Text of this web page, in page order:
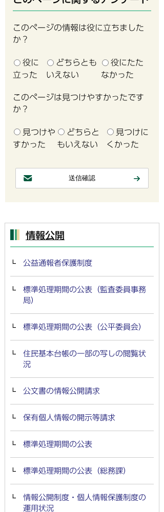
このページの情報は役に立ちました
か？
役に
立った
どちらとも
いえない
役にたた
なかった
このページは見つけやすかったです
か？
見つけや
すかった
どちらと
もいえない
見つけに
くかった
情報公開
公益通報者保護制度
標準処理期間の公表（監査委員事務
局）
標準処理期間の公表（公平委員会）
住民基本台帳の一部の写しの閲覧状
況
公文書の情報公開請求
保有個人情報の開示等請求
標準処理期間の公表
標準処理期間の公表（総務課）
情報公開制度・個人情報保護制度の
運用状況